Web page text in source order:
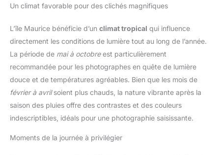
Un climat favorable pour des clichés magnifiques
L’île Maurice bénéficie d’un climat tropical qui influence
directement les conditions de lumière tout au long de l’année.
La période de mai à octobreest particulièrement
recommandée pour les photographes en quête de lumière
douce et de températures agréables. Bien que les mois de
février à avrilsoient plus chauds, la nature vibrante après la
saison des pluies offre des contrastes et des couleurs
indescriptibles, idéals pour une photographie saisissante.
Moments de la journée à privilégier